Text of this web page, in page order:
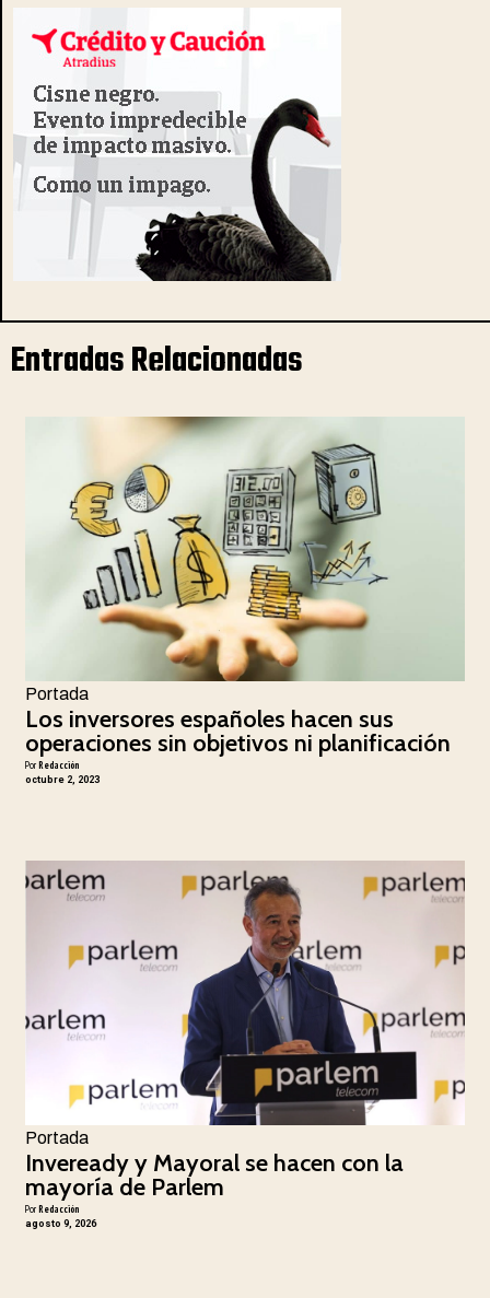
Entradas Relacionadas
Portada
Los inversores españoles hacen sus
operaciones sin objetivos ni planificación
PorRedacción
octubre 2, 2023
Portada
Inveready y Mayoral se hacen con la
mayoría de Parlem
PorRedacción
agosto 9, 2026